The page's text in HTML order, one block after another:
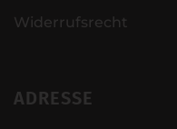
Widerrufsrecht
ADRESSE